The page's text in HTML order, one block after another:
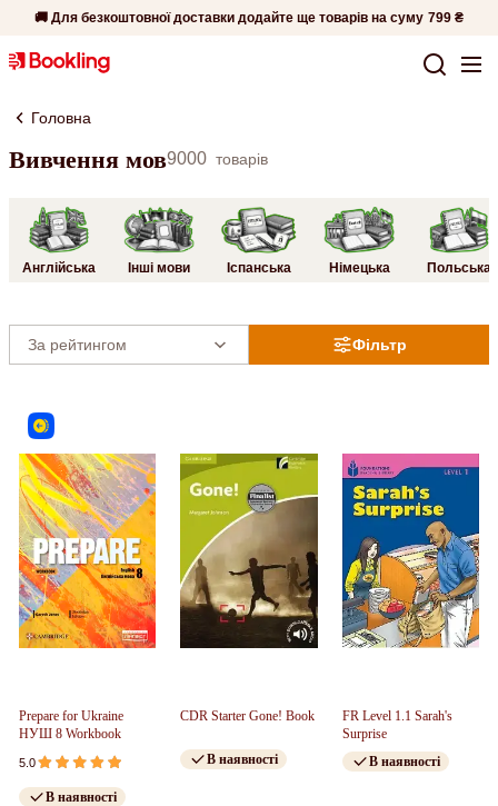
🚚 Для безкоштовної доставки додайте ще товарів на суму 799 ₴
Головна
Вивчення мов9000 товарів
Англійська Інші мови Іспанська Німецька Польська
Фільтр
Prepare for Ukraine
НУШ 8 Workbook
5.0
В наявності
CDR Starter Gone! Book
В наявності
FR Level 1.1 Sarah's
Surprise
В наявності